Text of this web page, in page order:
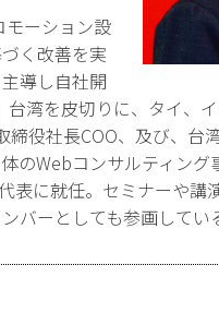
ーション設
く改善を実
導し自社開
湾を皮切りに、タイ、
役社長COO、及び、台
のWebコンサルティン
に就任。セミナーや講
バーとしても参画してい